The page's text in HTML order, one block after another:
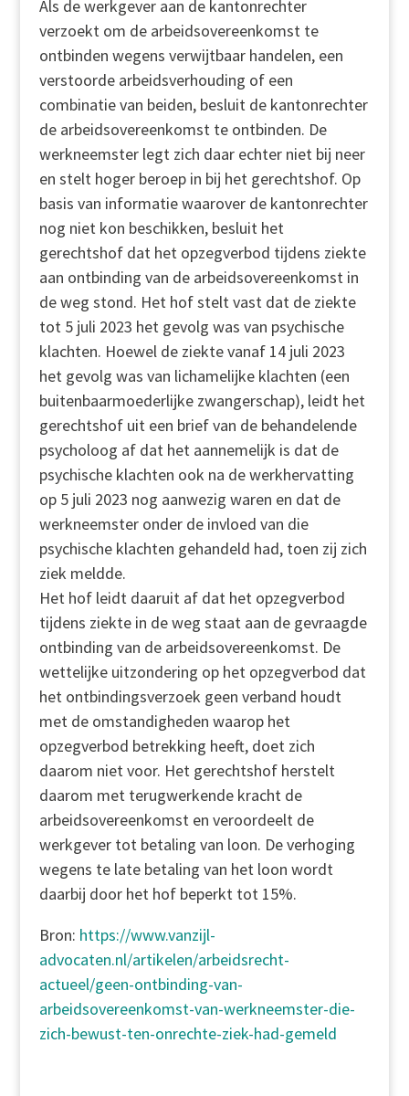
Als de werkgever aan de kantonrechter
verzoekt om de arbeidsovereenkomst te
ontbinden wegens verwijtbaar handelen, een
verstoorde arbeidsverhouding of een
combinatie van beiden, besluit de kantonrechter
de arbeidsovereenkomst te ontbinden. De
werkneemster legt zich daar echter niet bij neer
en stelt hoger beroep in bij het gerechtshof. Op
basis van informatie waarover de kantonrechter
nog niet kon beschikken, besluit het
gerechtshof dat het opzegverbod tijdens ziekte
aan ontbinding van de arbeidsovereenkomst in
de weg stond. Het hof stelt vast dat de ziekte
tot 5 juli 2023 het gevolg was van psychische
klachten. Hoewel de ziekte vanaf 14 juli 2023
het gevolg was van lichamelijke klachten (een
buitenbaarmoederlijke zwangerschap), leidt het
gerechtshof uit een brief van de behandelende
psycholoog af dat het aannemelijk is dat de
psychische klachten ook na de werkhervatting
op 5 juli 2023 nog aanwezig waren en dat de
werkneemster onder de invloed van die
psychische klachten gehandeld had, toen zij zich
ziek meldde.
Het hof leidt daaruit af dat het opzegverbod
tijdens ziekte in de weg staat aan de gevraagde
ontbinding van de arbeidsovereenkomst. De
wettelijke uitzondering op het opzegverbod dat
het ontbindingsverzoek geen verband houdt
met de omstandigheden waarop het
opzegverbod betrekking heeft, doet zich
daarom niet voor. Het gerechtshof herstelt
daarom met terugwerkende kracht de
arbeidsovereenkomst en veroordeelt de
werkgever tot betaling van loon. De verhoging
wegens te late betaling van het loon wordt
daarbij door het hof beperkt tot 15%.
Bron: https://www.vanzijl-
advocaten.nl/artikelen/arbeidsrecht-
actueel/geen-ontbinding-van-
arbeidsovereenkomst-van-werkneemster-die-
zich-bewust-ten-onrechte-ziek-had-gemeld